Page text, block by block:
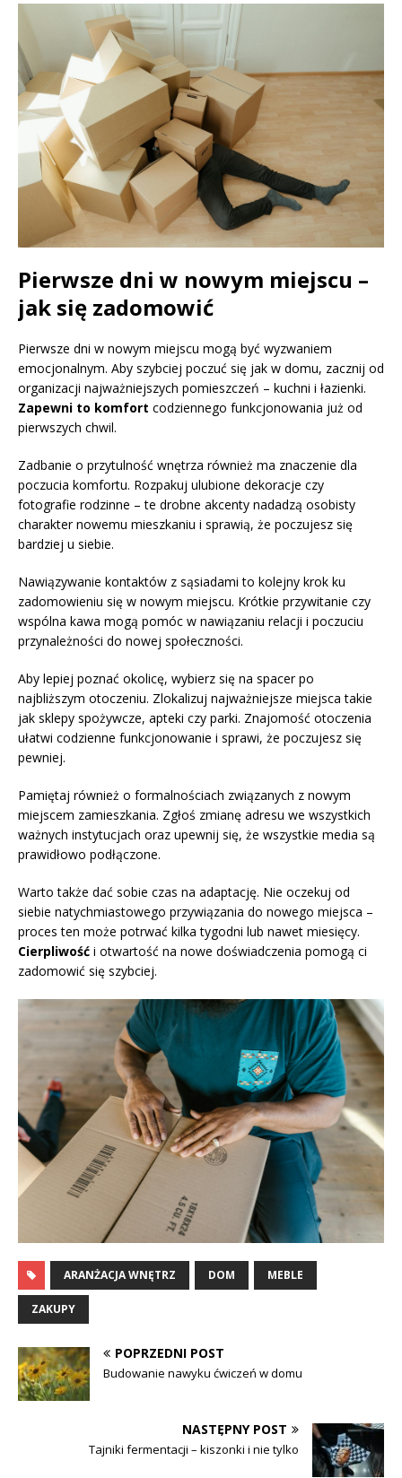
Pierwsze dni w nowym miejscu –
jak się zadomowić
Pierwsze dni w nowym miejscu mogą być wyzwaniem
emocjonalnym. Aby szybciej poczuć się jak w domu, zacznij od
organizacji najważniejszych pomieszczeń – kuchni i łazienki.
Zapewni to komfort codziennego funkcjonowania już od
pierwszych chwil.
Zadbanie o przytulność wnętrza również ma znaczenie dla
poczucia komfortu. Rozpakuj ulubione dekoracje czy
fotografie rodzinne – te drobne akcenty nadadzą osobisty
charakter nowemu mieszkaniu i sprawią, że poczujesz się
bardziej u siebie.
Nawiązywanie kontaktów z sąsiadami to kolejny krok ku
zadomowieniu się w nowym miejscu. Krótkie przywitanie czy
wspólna kawa mogą pomóc w nawiązaniu relacji i poczuciu
przynależności do nowej społeczności.
Aby lepiej poznać okolicę, wybierz się na spacer po
najbliższym otoczeniu. Zlokalizuj najważniejsze miejsca takie
jak sklepy spożywcze, apteki czy parki. Znajomość otoczenia
ułatwi codzienne funkcjonowanie i sprawi, że poczujesz się
pewniej.
Pamiętaj również o formalnościach związanych z nowym
miejscem zamieszkania. Zgłoś zmianę adresu we wszystkich
ważnych instytucjach oraz upewnij się, że wszystkie media są
prawidłowo podłączone.
Warto także dać sobie czas na adaptację. Nie oczekuj od
siebie natychmiastowego przywiązania do nowego miejsca –
proces ten może potrwać kilka tygodni lub nawet miesięcy.
Cierpliwość i otwartość na nowe doświadczenia pomogą ci
zadomowić się szybciej.
ARANŻACJA WNĘTRZ DOM MEBLE
ZAKUPY
POPRZEDNI POST
Budowanie nawyku ćwiczeń w domu
NASTĘPNY POST
Tajniki fermentacji – kiszonki i nie tylko